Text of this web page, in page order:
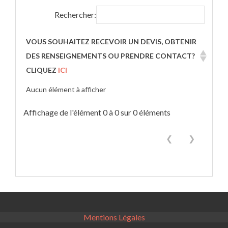
Rechercher:
VOUS SOUHAITEZ RECEVOIR UN DEVIS, OBTENIR
DES RENSEIGNEMENTS OU PRENDRE CONTACT?
CLIQUEZ ICI
Aucun élément à afficher
Affichage de l'élément 0 à 0 sur 0 éléments
❮ ❯
Mentions Légales